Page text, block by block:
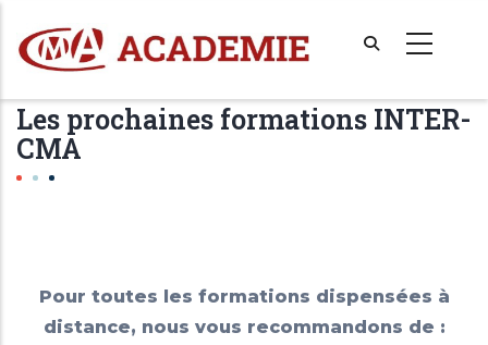
au
contenu
principal
Les prochaines formations INTER-
CMA
Pour toutes les formations dispensées à
distance, nous vous recommandons de :